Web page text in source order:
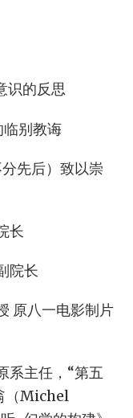
识的反思
别教诲
先后）致以崇
长
院长
原八一电影制片
系主任，“第五
（Michel